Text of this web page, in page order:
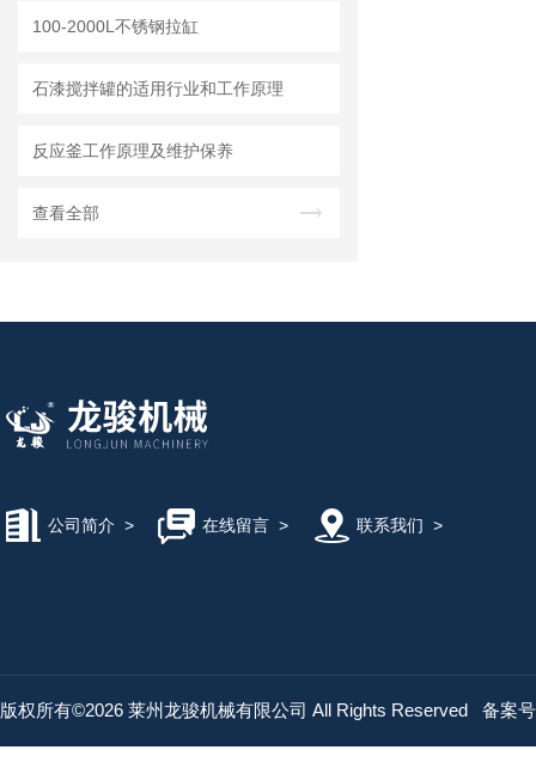
100-2000L不锈钢拉缸
石漆搅拌罐的适用行业和工作原理
反应釜工作原理及维护保养
查看全部
公司简介 > 在线留言> 联系我们 >
版权所有©2026 莱州龙骏机械有限公司 All Rights Reserved 备案